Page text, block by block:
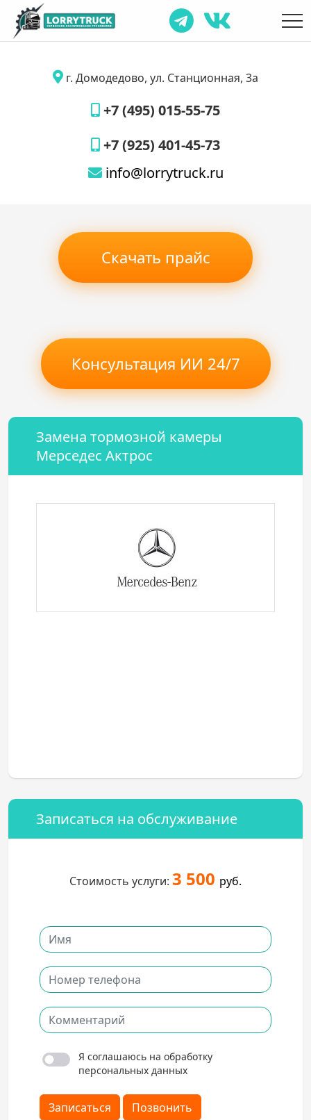
г. Домодедово, ул. Станционная, 3а
+7 (495) 015-55-75
+7 (925) 401-45-73
info@lorrytruck.ru
Скачать прайс
Консультация ИИ 24/7
Замена тормозной камеры
Мерседес Актрос
Записаться на обслуживание
Стоимость услуги: 3 500 руб.
Я соглашаюсь на обработку
персональных данных
Записаться Позвонить